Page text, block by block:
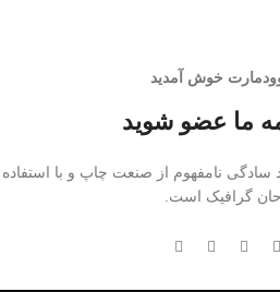
وودمارت خوش آمدید
ما عضو شوید
سادگی نامفهوم از صنعت چاپ و با استفاده
گرافیک است.